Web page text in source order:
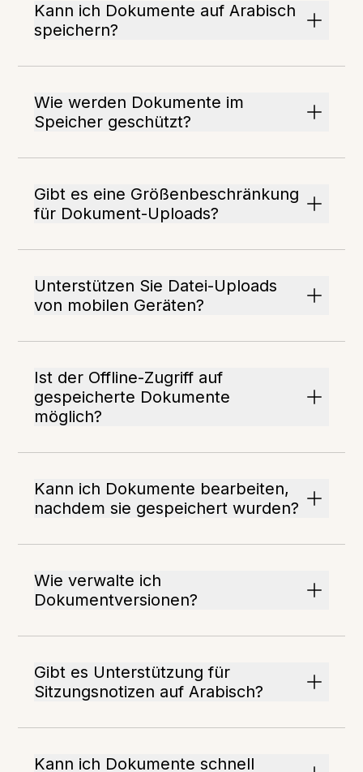
Kann ich Dokumente auf Arabisch
speichern?
Wie werden Dokumente im
Speicher geschützt?
Gibt es eine Größenbeschränkung
für Dokument-Uploads?
Unterstützen Sie Datei-Uploads
von mobilen Geräten?
Ist der Offline-Zugriff auf
gespeicherte Dokumente
möglich?
Kann ich Dokumente bearbeiten,
nachdem sie gespeichert wurden?
Wie verwalte ich
Dokumentversionen?
Gibt es Unterstützung für
Sitzungsnotizen auf Arabisch?
Kann ich Dokumente schnell